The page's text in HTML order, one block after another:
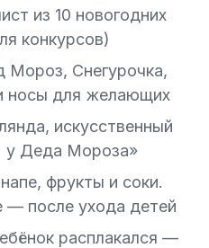
из 10 новогодних
конкурсов)
Снегурочка,
носы для желающих
искусственный
у Деда Мороза»
фрукты и соки.
— после ухода детей
расплакался —